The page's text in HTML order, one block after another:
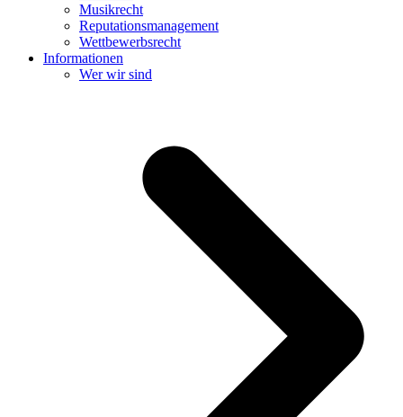
Musikrecht
Reputationsmanagement
Wettbewerbsrecht
Informationen
Wer wir sind